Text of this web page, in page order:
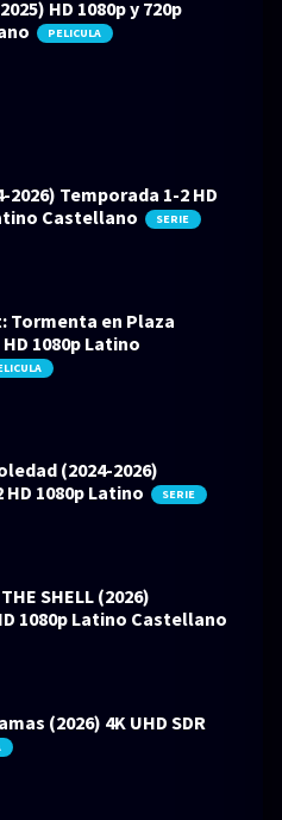
HD 1080p y 720p
PELICULA
2026) Temporada 1-2 HD
Castellano
SERIE
Tormenta en Plaza
1080p Latino
(2024-2026)
1080p Latino
SERIE
SHELL (2026)
1080p Latino Castellano
(2026) 4K UHD SDR